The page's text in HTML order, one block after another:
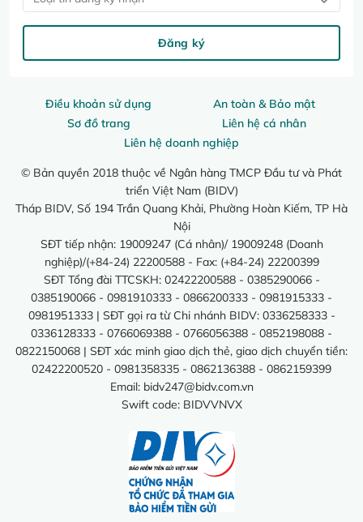
Điều khoản sử dụng
An toàn & Bảo mật
Sơ đồ trang
Liên hệ cá nhân
Liên hệ doanh nghiệp
© Bản quyền 2018 thuộc về Ngân hàng TMCP Đầu tư và Phát
triển Việt Nam (BIDV)
Tháp BIDV, Số 194 Trần Quang Khải, Phường Hoàn Kiếm, TP Hà
Nội
SĐT tiếp nhận: 19009247 (Cá nhân)/ 19009248 (Doanh
nghiệp)/(+84-24) 22200588 - Fax: (+84-24) 22200399
SĐT Tổng đài TTCSKH: 02422200588 - 0385290066 -
0385190066 - 0981910333 - 0866200333 - 0981915333 -
0981951333 | SĐT gọi ra từ Chi nhánh BIDV: 0336258333 -
0336128333 - 0766069388 - 0766056388 - 0852198088 -
0822150068 | SĐT xác minh giao dịch thẻ, giao dịch chuyển tiền:
02422200520 - 0981358335 - 0862136388 - 0862159399
Email: bidv247@bidv.com.vn
Swift code: BIDVVNVX
Đăng ký